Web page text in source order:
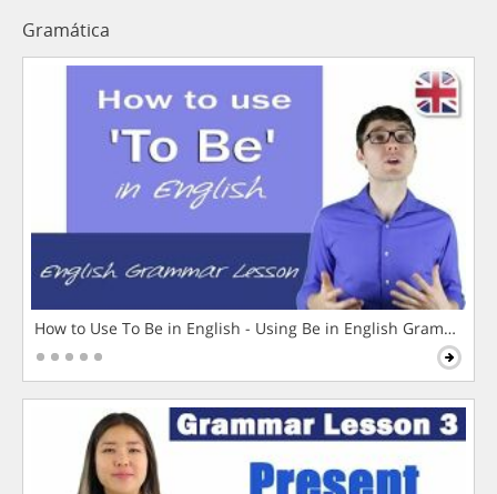
Gramática
How to Use To Be in English - Using Be in English Grammar